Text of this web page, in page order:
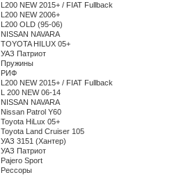
L200 NEW 2015+ / FIAT Fullback
L200 NEW 2006+
L200 OLD (95-06)
NISSAN NAVARA
TOYOTA HILUX 05+
УАЗ Патриот
Пружины
РИФ
L200 NEW 2015+ / FIAT Fullback
L 200 NEW 06-14
NISSAN NAVARA
Nissan Patrol Y60
Toyota HiLux 05+
Toyota Land Cruiser 105
УАЗ 3151 (Хантер)
УАЗ Патриот
Pajero Sport
Рессоры